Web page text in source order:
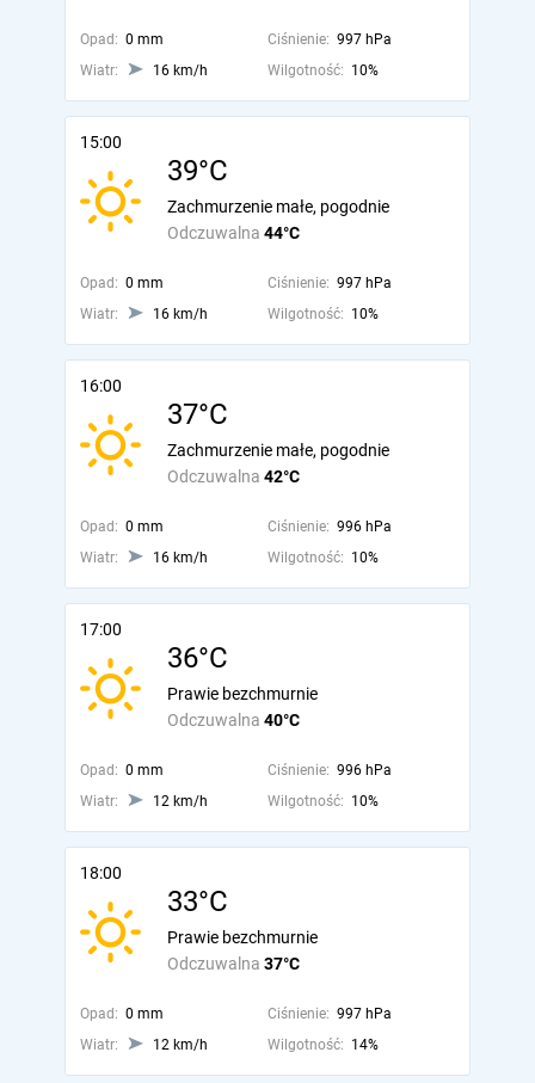
Opad: 0 mm Ciśnienie: 997 hPa
Wiatr:
16 km/h Wilgotność: 10%
15:00
39°C
Odczuwalna 44°C
Zachmurzenie małe, pogodnie
Opad: 0 mm Ciśnienie: 997 hPa
Wiatr:
16 km/h Wilgotność: 10%
16:00
37°C
Odczuwalna 42°C
Zachmurzenie małe, pogodnie
Opad: 0 mm Ciśnienie: 996 hPa
Wiatr:
16 km/h Wilgotność: 10%
17:00
36°C
Odczuwalna 40°C
Prawie bezchmurnie
Opad: 0 mm Ciśnienie: 996 hPa
Wiatr:
12 km/h Wilgotność: 10%
18:00
33°C
Odczuwalna 37°C
Prawie bezchmurnie
Opad: 0 mm Ciśnienie: 997 hPa
Wiatr:
12 km/h Wilgotność: 14%